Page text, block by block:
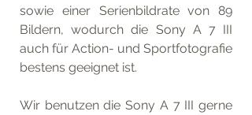
sowie einer Serienbildrate von 89
Bildern, wodurch die Sony A 7 III
auch für Action- und Sportfotografie
bestens geeignet ist.
Wir benutzen die Sony A 7 III gerne